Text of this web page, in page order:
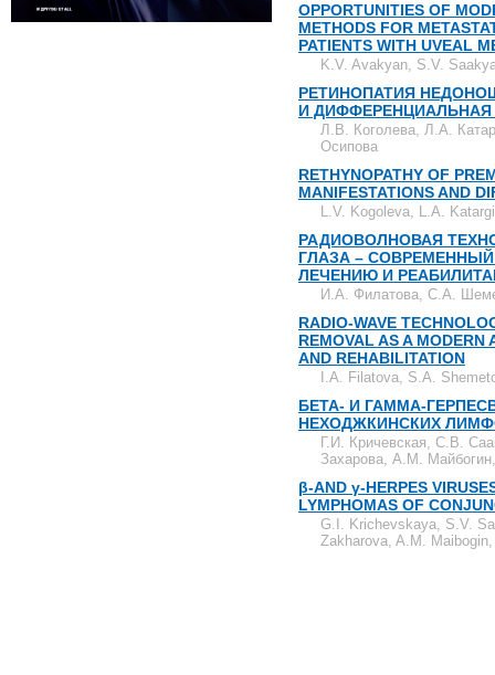
OPPORTUNITIES OF
METHODS FOR
PATIENTS WITH UVEAL
K.V. Avakyan, S.V.
РЕТИНОПАТИЯ
И
Л.В. Коголева, Л.А.
Осипова
RETHYNOPATHY OF
MANIFESTATIONS AND
L.V. Kogoleva, L.A.
РАДИОВОЛНОВАЯ
ГЛАЗА –
ЛЕЧЕНИЮ И
И.А. Филатова, С.А.
RADIO-WAVE
REMOVAL AS A MODERN
AND REHABILITATION
I.A. Filatova, S.A.
БЕТА- И ГАММА-
НЕХОДЖКИНСКИХ
Г.И. Кричевская, С.В.
Захарова, А.М.
β-AND γ-HERPES
LYMPHOMAS OF
G.I. Krichevskaya, S.V.
Zakharova, A.M.